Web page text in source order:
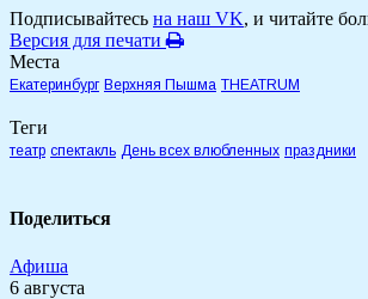
Подписывайтесь на наш VK, и читайте
Версия для печати
Места
Екатеринбург Верхняя Пышма THEATRUM
Теги
театр спектакль День всех влюбленных праздники
Поделиться
Афиша
6 августа